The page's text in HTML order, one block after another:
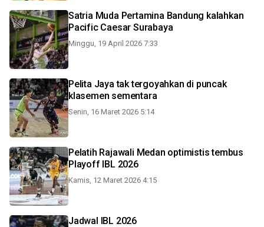
Satria Muda Pertamina Bandung kalahkan
Pacific Caesar Surabaya
Minggu, 19 April 2026 7:33
Pelita Jaya tak tergoyahkan di puncak
klasemen sementara
Senin, 16 Maret 2026 5:14
Pelatih Rajawali Medan optimistis tembus
Playoff IBL 2026
Kamis, 12 Maret 2026 4:15
Jadwal IBL 2026